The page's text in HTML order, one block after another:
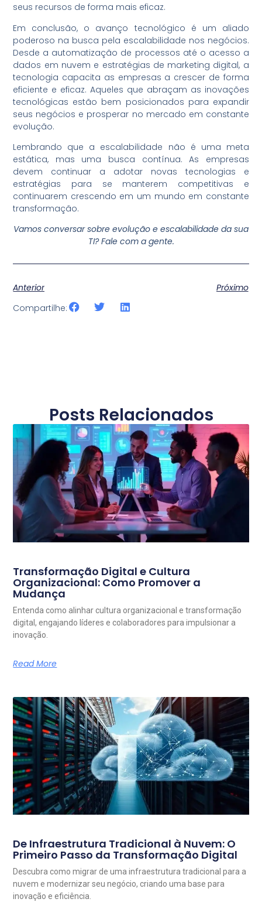
seus recursos de forma mais eficaz.
Em conclusão, o avanço tecnológico é um aliado
poderoso na busca pela escalabilidade nos negócios.
Desde a automatização de processos até o acesso a
dados em nuvem e estratégias de marketing digital, a
tecnologia capacita as empresas a crescer de forma
eficiente e eficaz. Aqueles que abraçam as inovações
tecnológicas estão bem posicionados para expandir
seus negócios e prosperar no mercado em constante
evolução.
Lembrando que a escalabilidade não é uma meta
estática, mas uma busca contínua. As empresas
devem continuar a adotar novas tecnologias e
estratégias para se manterem competitivas e
continuarem crescendo em um mundo em constante
transformação.
Vamos conversar sobre evolução e escalabilidade da sua
TI? Fale com a gente.
Anterior
Próximo
Compartilhe:
Posts Relacionados
Transformação Digital e Cultura
Organizacional: Como Promover a
Mudança
Entenda como alinhar cultura organizacional e transformação
digital, engajando líderes e colaboradores para impulsionar a
inovação.
Read More
De Infraestrutura Tradicional à Nuvem: O
Primeiro Passo da Transformação Digital
Descubra como migrar de uma infraestrutura tradicional para a
nuvem e modernizar seu negócio, criando uma base para
inovação e eficiência.